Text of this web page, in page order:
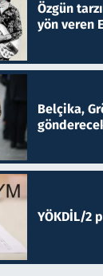
Özgün
yön veren
Belçika,
YÖKDİL/2